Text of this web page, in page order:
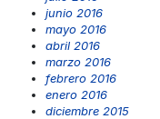
junio 2016
mayo 2016
abril 2016
marzo 2016
febrero 2016
enero 2016
diciembre 2015